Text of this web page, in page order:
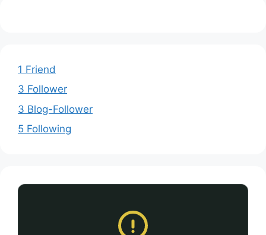
1 Friend
3 Follower
3 Blog-Follower
5 Following